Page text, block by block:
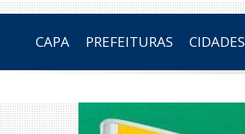
CAPA PREFEITURAS CIDADES